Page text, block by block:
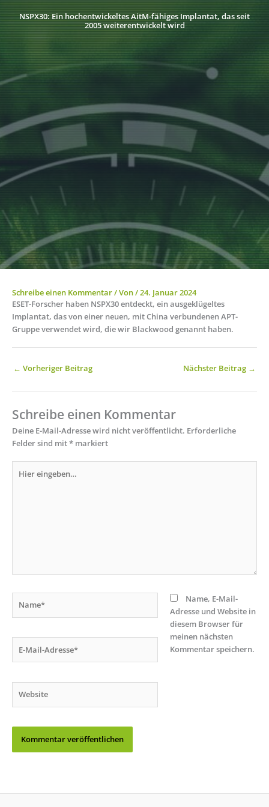
NSPX30: Ein hochentwickeltes AitM-fähiges Implantat, das seit
2005 weiterentwickelt wird
Schreibe einen Kommentar/ Von/24. Januar 2024
ESET-Forscher haben NSPX30 entdeckt, ein ausgeklügeltes
Implantat, das von einer neuen, mit China verbundenen APT-
Gruppe verwendet wird, die wir Blackwood genannt haben.
← Vorheriger Beitrag Nächster Beitrag →
Schreibe einen Kommentar
Deine E-Mail-Adresse wird nicht veröffentlicht. Erforderliche
Felder sind mit* markiert
eingeben…
Mail-
Name, E-Mail-
Adresse und Website in
diesem Browser für
meinen nächsten
Kommentar speichern.